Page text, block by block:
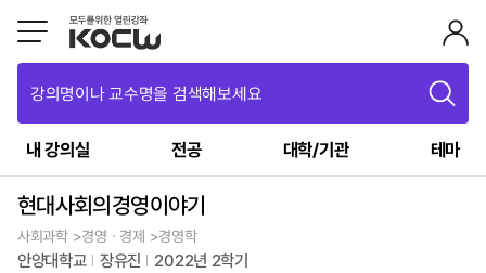
강의명이나 교수명을 검색해보세요
내 강의실 전공 대학/기관 테마
현대사회의경영이야기
사회과학 >경영ㆍ경제 >경영학
안양대학교 장유진 2022년 2학기